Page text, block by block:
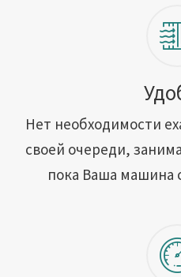
Нет необходимости
своей очереди,
пока Ваша машина